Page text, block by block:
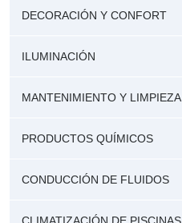
DECORACIÓN Y CONFORT
ILUMINACIÓN
MANTENIMIENTO Y LIMPIEZA
PRODUCTOS QUÍMICOS
CONDUCCIÓN DE FLUIDOS